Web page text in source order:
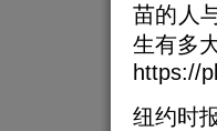
苗的人
生有多
https://
纽约时